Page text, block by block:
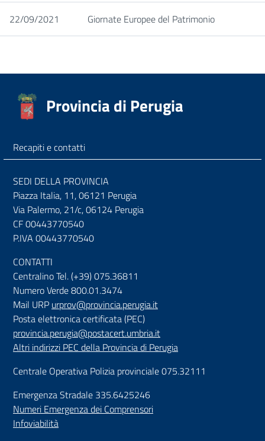
22/09/2021 Giornate Europee del Patrimonio
Provincia di Perugia
Recapiti e contatti
SEDI DELLA PROVINCIA
Piazza Italia, 11, 06121 Perugia
Via Palermo, 21/c, 06124 Perugia
CF 00443770540
P.IVA 00443770540
CONTATTI
Centralino Tel. (+39) 075.36811
Numero Verde 800.01.3474
Mail URP urprov@provincia.perugia.it
Posta elettronica certificata (PEC)
provincia.perugia@postacert.umbria.it
Altri indirizzi PEC della Provincia di Perugia
Centrale Operativa Polizia provinciale 075.32111
Emergenza Stradale 335.6425246
Numeri Emergenza dei Comprensori
Infoviabilità